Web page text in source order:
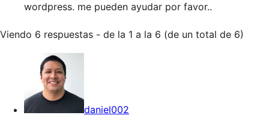
wordpress. me pueden ayudar por favor..
Viendo 6 respuestas - de la 1 a la 6 (de un total de 6)
daniel002